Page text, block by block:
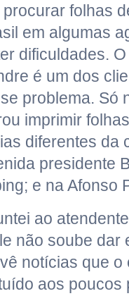
procurar folhas
em algumas
dificuldades.
é um dos
problema. Só
imprimir
diferentes da
presidente
e na Afonso
ao
não soube dar
notícias que
aos poucos